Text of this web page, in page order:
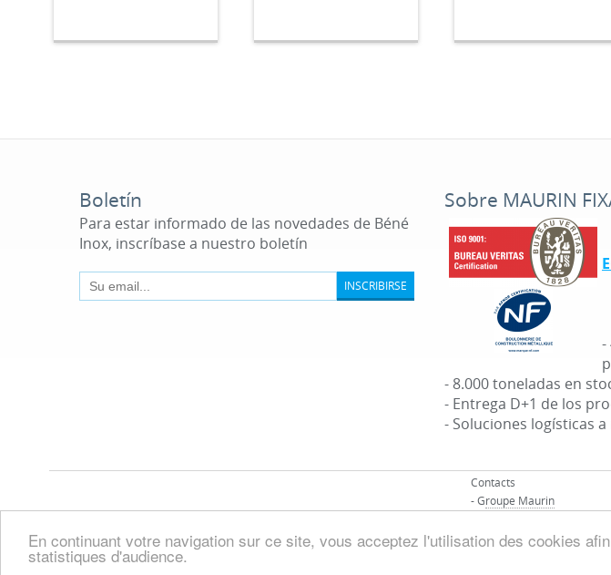
En continuant votre navigation sur ce site, vous acceptez l'utilisation des cookies
statistiques d'audience.
Boletín
Para estar informado de las novedades de Béné
Inox, inscríbase a nuestro boletín
INSCRIBIRSE
Sobre MAURIN
-
- 8.000 toneladas en
- Entrega D+1 de los
- Soluciones logísticas
Contacts
- Groupe Maurin
© Groupo MAURIN -